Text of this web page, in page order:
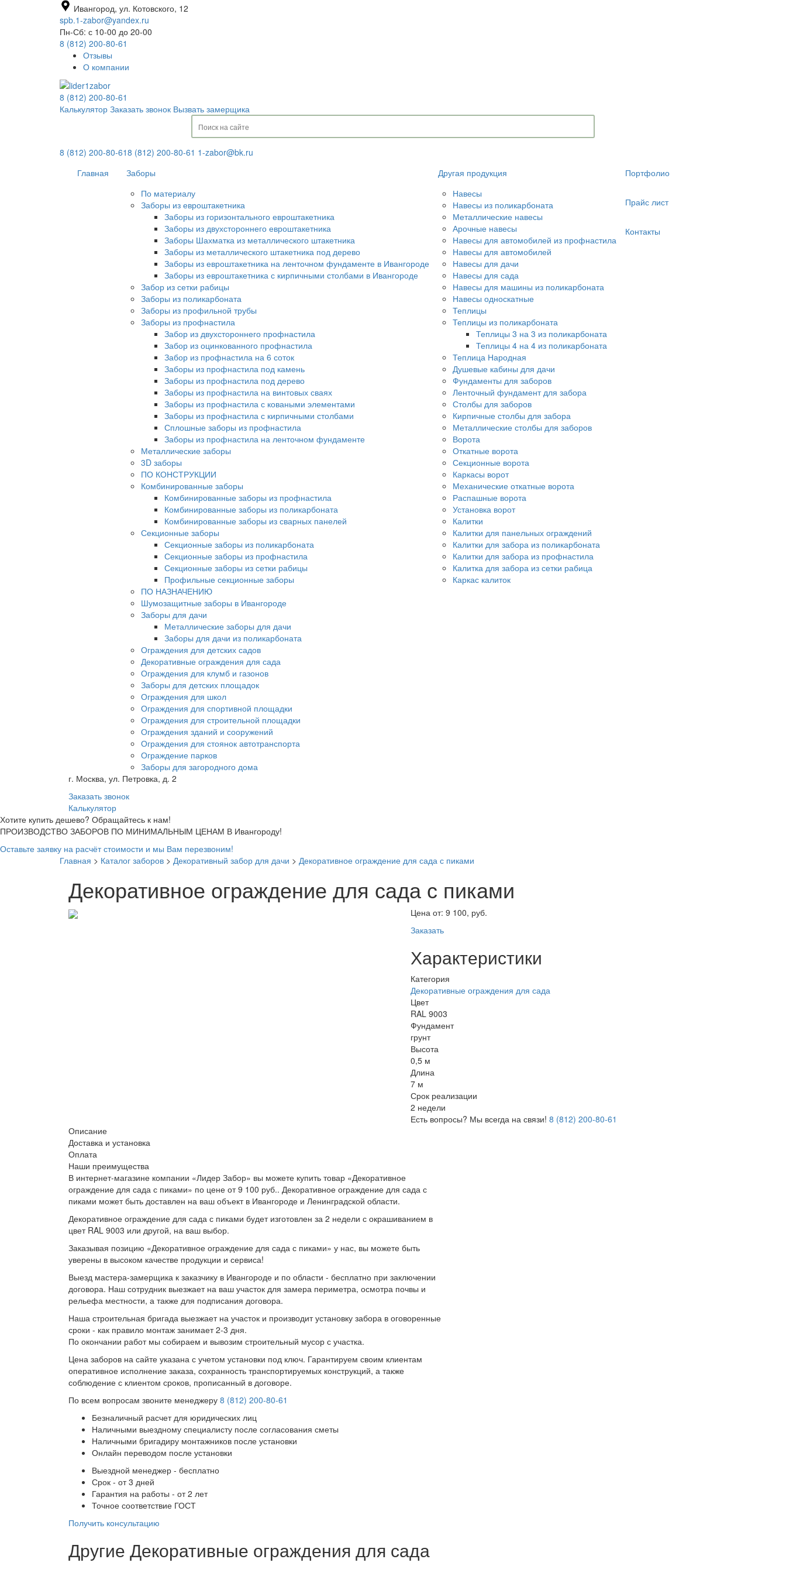
Ивангород, ул. Котовского, 12
spb.1-zabor@yandex.ru
Пн-Сб: с 10-00 до 20-00
8 (812) 200-80-61
Отзывы
О компании
8 (812) 200-80-61
Калькулятор Заказать звонок Вызвать замерщика
8 (812) 200-80-61
Главная
Заборы
По материалу
Заборы из евроштакетника
Заборы из горизонтального евроштакетника
Заборы из двухстороннего евроштакетника
Заборы Шахматка из металлического штакетника
Заборы из металлического штакетника под дерево
Заборы из евроштакетника на ленточном фундаменте в Ивангороде
Заборы из евроштакетника с кирпичными столбами в Ивангороде
Забор из сетки рабицы
Заборы из поликарбоната
Заборы из профильной трубы
Заборы из профнастила
Забор из двухстороннего профнастила
Забор из оцинкованного профнастила
Забор из профнастила на 6 соток
Заборы из профнастила под камень
Заборы из профнастила под дерево
Заборы из профнастила на винтовых сваях
Заборы из профнастила с коваными элементами
Заборы из профнастила с кирпичными столбами
Сплошные заборы из профнастила
Заборы из профнастила на ленточном фундаменте
Металлические заборы
3D заборы
ПО КОНСТРУКЦИИ
Комбинированные заборы
Комбинированные заборы из профнастила
Комбинированные заборы из поликарбоната
Комбинированные заборы из сварных панелей
Секционные заборы
Секционные заборы из поликарбоната
Секционные заборы из профнастила
Секционные заборы из сетки рабицы
Профильные секционные заборы
ПО НАЗНАЧЕНИЮ
Шумозащитные заборы в Ивангороде
Заборы для дачи
Металлические заборы для дачи
Заборы для дачи из поликарбоната
Ограждения для детских садов
Декоративные ограждения для сада
Ограждения для клумб и газонов
Заборы для детских площадок
Ограждения для школ
Ограждения для спортивной площадки
Ограждения для строительной площадки
Ограждения зданий и сооружений
Ограждения для стоянок автотранспорта
Ограждение парков
Заборы для загородного дома
Другая продукция
Навесы
Навесы из поликарбоната
Металлические навесы
Арочные навесы
Навесы для автомобилей из профнастила
Навесы для автомобилей
Навесы для дачи
Навесы для сада
Навесы для машины из поликарбоната
Навесы односкатные
Теплицы
Теплицы из поликарбоната
Теплицы 3 на 3 из поликарбоната
Теплицы 4 на 4 из поликарбоната
Теплица Народная
Душевые кабины для дачи
Фундаменты для заборов
Ленточный фундамент для забора
Столбы для заборов
Кирпичные столбы для забора
Металлические столбы для заборов
Ворота
Откатные ворота
Секционные ворота
Каркасы ворот
Механические откатные ворота
Распашные ворота
Установка ворот
Калитки
Калитки для панельных ограждений
Калитки для забора из поликарбоната
Калитки для забора из профнастила
Калитка для забора из сетки рабица
Каркас калиток
Портфолио
Прайс лист
Контакты
8 (812) 200-80-61 1-zabor@bk.ru
г. Москва, ул. Петровка, д. 2
Заказать звонок
Калькулятор
Хотите купить дешево? Обращайтесь к нам!
ПРОИЗВОДСТВО ЗАБОРОВ ПО МИНИМАЛЬНЫМ ЦЕНАМ В Ивангороду!
Оставьте заявку на расчёт стоимости и мы Вам перезвоним!
Главная > Каталог заборов > Декоративный забор для дачи > Декоративное ограждение для сада с пиками
Декоративное ограждение для сада с пиками
Цена от: 9 100, руб.
Заказать
Характеристики
Категория
Декоративные ограждения для сада
Цвет
RAL 9003
Фундамент
грунт
Высота
0,5 м
Длина
7 м
Срок реализации
2 недели
Есть вопросы? Мы всегда на связи! 8 (812) 200-80-61
Описание
Доставка и установка
Оплата
Наши преимущества
В интернет-магазине компании «Лидер Забор» вы можете купить товар «Декоративное
ограждение для сада с пиками» по цене от 9 100 руб.. Декоративное ограждение для сада с
пиками может быть доставлен на ваш объект в Ивангороде и Ленинградской области.
Декоративное ограждение для сада с пиками будет изготовлен за 2 недели с окрашиванием в
цвет RAL 9003 или другой, на ваш выбор.
Заказывая позицию «Декоративное ограждение для сада с пиками» у нас, вы можете быть
уверены в высоком качестве продукции и сервиса!
Выезд мастера-замерщика к заказчику в Ивангороде и по области - бесплатно при заключении
договора. Наш сотрудник выезжает на ваш участок для замера периметра, осмотра почвы и
рельефа местности, а также для подписания договора.
Наша строительная бригада выезжает на участок и производит установку забора в оговоренные
сроки - как правило монтаж занимает 2-3 дня.
По окончании работ мы собираем и вывозим строительный мусор с участка.
Цена заборов на сайте указана с учетом установки под ключ. Гарантируем своим клиентам
оперативное исполнение заказа, сохранность транспортируемых конструкций, а также
соблюдение с клиентом сроков, прописанный в договоре.
По всем вопросам звоните менеджеру 8 (812) 200-80-61
Безналичный расчет для юридических лиц
Наличными выездному специалисту после согласования сметы
Наличными бригадиру монтажников после установки
Онлайн переводом после установки
Выездной менеджер - бесплатно
Срок - от 3 дней
Гарантия на работы - от 2 лет
Точное соответствие ГОСТ
Получить консультацию
Другие Декоративные ограждения для сада